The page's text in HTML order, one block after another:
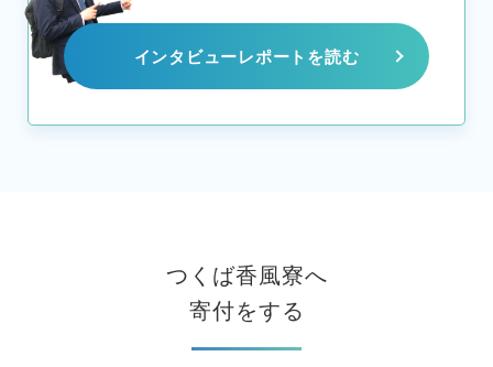
インタビューレポートを読む
つくば香風寮へ
寄付をする